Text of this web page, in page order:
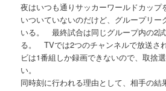
夜はいつも通りサッカーワールドカッ
いついていないのだけど、グループリー
いる。 最終試合は同じグループ内の2
る。 TVでは2つのチャンネルで放送さ
ビは1番組しか録画できないので、取捨
い。
同時刻に行われる理由として、相手の結